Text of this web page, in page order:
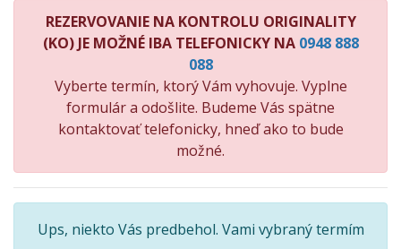
REZERVOVANIE NA KONTROLU ORIGINALITY
(KO) JE MOŽNÉ IBA TELEFONICKY NA 0948 888
088
Vyberte termín, ktorý Vám vyhovuje. Vyplne
formulár a odošlite. Budeme Vás spätne
kontaktovať telefonicky, hneď ako to bude
možné.
Ups, niekto Vás predbehol. Vami vybraný termím